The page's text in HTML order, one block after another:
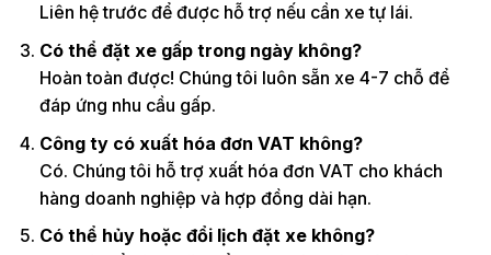
Liên hệ trước để được hỗ trợ nếu cần xe tự lái.
Có thể đặt xe gấp trong ngày không?
Hoàn toàn được! Chúng tôi luôn sẵn xe 4-7 chỗ để
đáp ứng nhu cầu gấp.
Công ty có xuất hóa đơn VAT không?
Có. Chúng tôi hỗ trợ xuất hóa đơn VAT cho khách
hàng doanh nghiệp và hợp đồng dài hạn.
Có thể hủy hoặc đổi lịch đặt xe không?